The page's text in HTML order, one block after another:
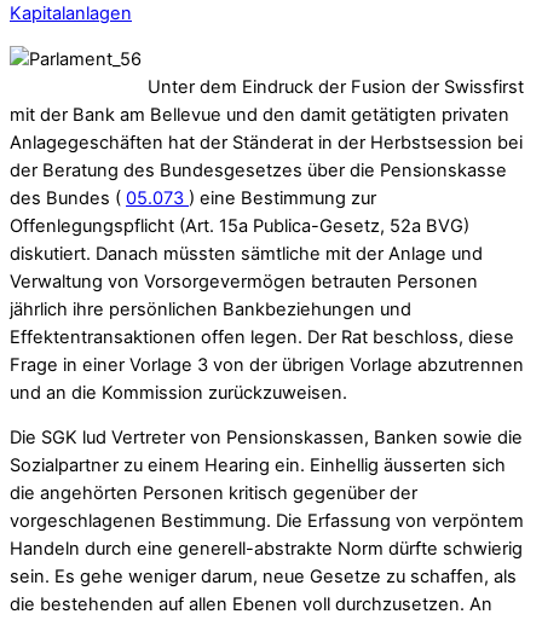
Kapitalanlagen
Unter dem Eindruck der Fusion der Swissfirst
mit der Bank am Bellevue und den damit getätigten privaten
Anlagegeschäften hat der Ständerat in der Herbstsession bei
der Beratung des Bundesgesetzes über die Pensionskasse
des Bundes ( 05.073 ) eine Bestimmung zur
Offenlegungspflicht (Art. 15a Publica-Gesetz, 52a BVG)
diskutiert. Danach müssten sämtliche mit der Anlage und
Verwaltung von Vorsorgevermögen betrauten Personen
jährlich ihre persönlichen Bankbeziehungen und
Effektentransaktionen offen legen. Der Rat beschloss, diese
Frage in einer Vorlage 3 von der übrigen Vorlage abzutrennen
und an die Kommission zurückzuweisen.
Die SGK lud Vertreter von Pensionskassen, Banken sowie die
Sozialpartner zu einem Hearing ein. Einhellig äusserten sich
die angehörten Personen kritisch gegenüber der
vorgeschlagenen Bestimmung. Die Erfassung von verpöntem
Handeln durch eine generell-abstrakte Norm dürfte schwierig
sein. Es gehe weniger darum, neue Gesetze zu schaffen, als
die bestehenden auf allen Ebenen voll durchzusetzen. An